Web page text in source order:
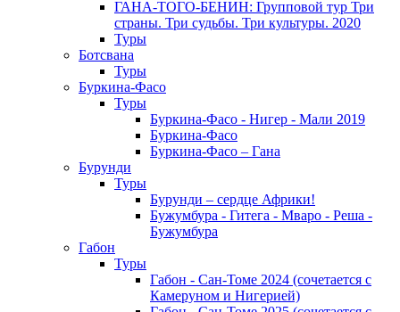
ГАНА-ТОГО-БЕНИН: Групповой тур Три
страны. Три судьбы. Три культуры. 2020
Туры
Ботсвана
Туры
Буркина-Фасо
Туры
Буркина-Фасо - Нигер - Мали 2019
Буркина-Фасо
Буркина-Фасо – Гана
Бурунди
Туры
Бурунди – сердце Африки!
Бужумбура - Гитега - Мваро - Реша -
Бужумбура
Габон
Туры
Габон - Сан-Томе 2024 (сочетается с
Камеруном и Нигерией)